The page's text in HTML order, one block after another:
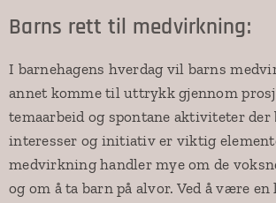
Barns rett til medvirkning:
I barnehagens hverdag vil barns
annet komme til uttrykk gjennom
temaarbeid og spontane aktiviteter der
interesser og initiativ er viktig
medvirkning handler mye om de
og om å ta barn på alvor. Ved å være en